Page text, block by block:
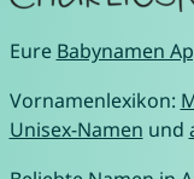
Eure Babynamen
Vornamenlexikon:
Unisex-Namen und